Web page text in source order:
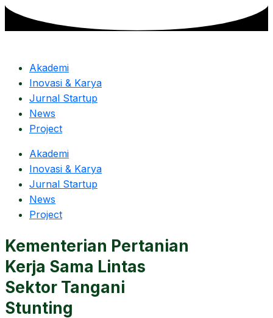
Skip
Akademi
Inovasi & Karya
Jurnal Startup
News
Project
Akademi
Inovasi & Karya
Jurnal Startup
News
Project
Kementerian Pertanian
Kerja Sama Lintas
Sektor Tangani
Stunting